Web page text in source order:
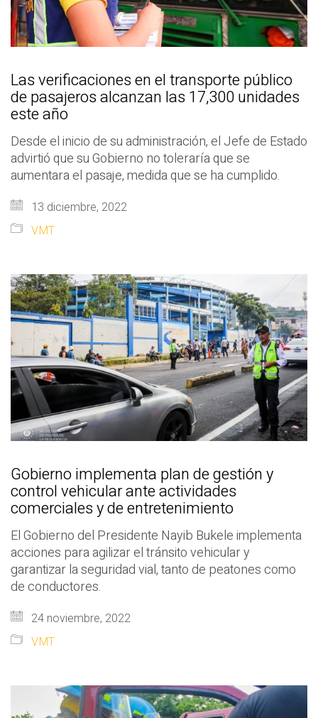
Las verificaciones en el transporte público
de pasajeros alcanzan las 17,300 unidades
este año
Desde el inicio de su administración, el Jefe de Estado
advirtió que su Gobierno no toleraría que se
aumentara el pasaje, medida que se ha cumplido.
13 diciembre, 2022
VMT
Gobierno implementa plan de gestión y
control vehicular ante actividades
comerciales y de entretenimiento
El Gobierno del Presidente Nayib Bukele implementa
acciones para agilizar el tránsito vehicular y
garantizar la seguridad vial, tanto de peatones como
de conductores.
24 noviembre, 2022
VMT